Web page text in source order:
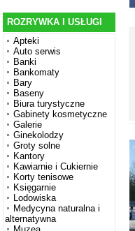
ROZRYWKA I USŁUGI
Apteki
Auto serwis
Banki
Bankomaty
Bary
Baseny
Biura turystyczne
Gabinety kosmetyczne
Galerie
Ginekolodzy
Groty solne
Kantory
Kawiarnie i Cukiernie
Korty tenisowe
Księgarnie
Lodowiska
Medycyna naturalna i
alternatywna